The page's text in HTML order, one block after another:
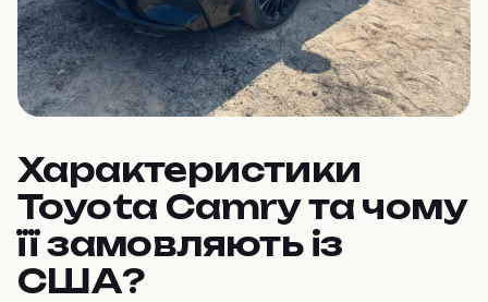
Характеристики
Toyota Camry та чому
її замовляють із
США?